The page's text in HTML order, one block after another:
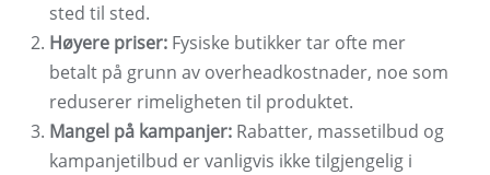
sted til sted.
Høyere priser: Fysiske butikker tar ofte mer
betalt på grunn av overheadkostnader, noe som
reduserer rimeligheten til produktet.
Mangel på kampanjer: Rabatter, massetilbud og
kampanjetilbud er vanligvis ikke tilgjengelig i